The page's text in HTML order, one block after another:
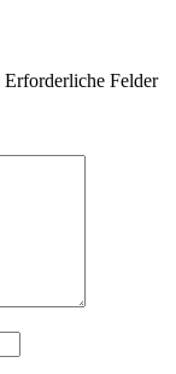
Erforderliche Felder